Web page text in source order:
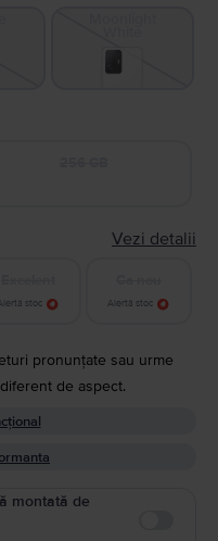
Vezi detalii
stoc Alertă stoc
pronunțate sau urme
de aspect.
montată de